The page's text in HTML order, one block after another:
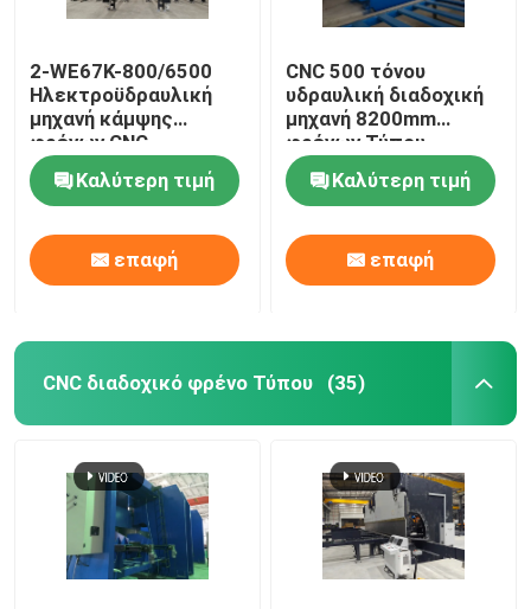
υδραυλική κουρεύοντας μηχανή
Ατσαλοβολή Machine
Laser Cutting Machine
Πολωνός που ισιώνει τη μηχανή
Σπείρα χάλυβα που σκίζει τη γραμμή
Ρομποτική μηχανή συγκόλλησης
2-WE67K-800/6500
Ηλεκτροϋδραυλική
μηχανή κάμψης
φρένων CNC
Καλύτερη τιμή
επαφή
CNC 500 τόνου
υδραυλική διαδοχική
μηχανή 8200mm
φρένων Τύπου
Καλύτερη τιμή
επαφή
CNC διαδοχικό φρένο Τύπου (35)